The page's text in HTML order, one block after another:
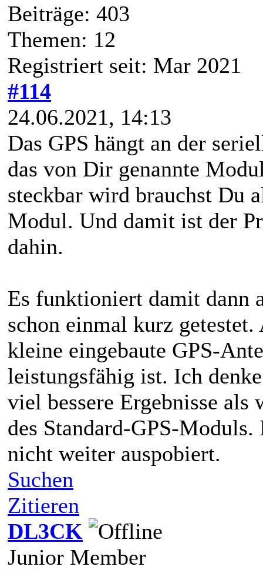
Beiträge: 403
Themen: 12
Registriert seit: Mar 2021
#114
24.06.2021, 14:13
Das GPS hängt an der
das von Dir genannte
steckbar wird brauchst Du
Modul. Und damit ist der
dahin.
Es funktioniert damit dann
schon einmal kurz
kleine eingebaute GPS-
leistungsfähig ist. Ich
viel bessere Ergebnisse
des Standard-GPS-
nicht weiter auspobiert.
Suchen
Zitieren
DL3CK
Junior Member